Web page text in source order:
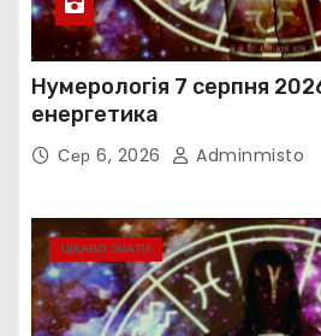
Нумерологія 7 серпня
енергетика
Сер 6, 2026 Adminmisto
ЦІКАВО ЗНАТИ